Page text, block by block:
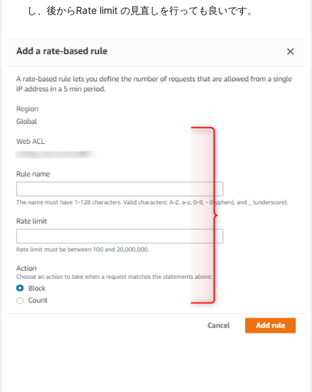
し、後からRate limit の見直しを行っても良いです。